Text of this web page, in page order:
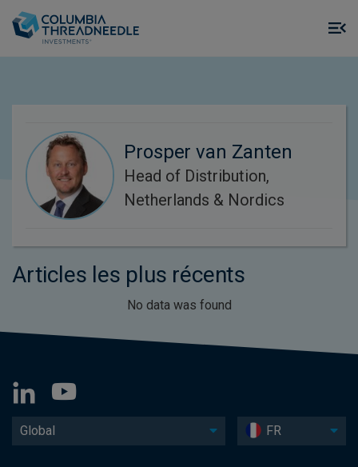
Prosper van Zanten
Head of Distribution,
Netherlands & Nordics
Articles les plus récents
No data was found
Global FR